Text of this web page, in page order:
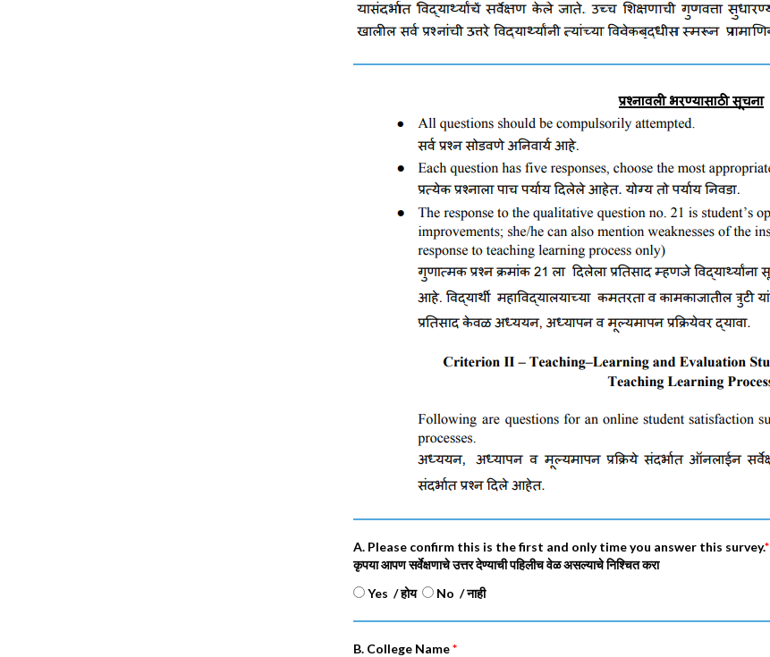
A. Please confirm this is the first and only time you answer this survey.*
कृपया आपण सर्वेक्षणाचे उत्तर देण्याची पहिलीच वेळ असल्याचे निश्चित करा
Yes / होय
No / नाही
B. College Name*